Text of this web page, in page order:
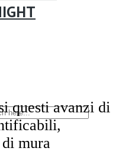
questi avanzi di
mura